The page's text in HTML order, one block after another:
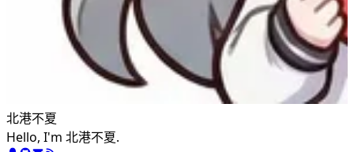
北港不夏
Hello, I'm 北港不夏.